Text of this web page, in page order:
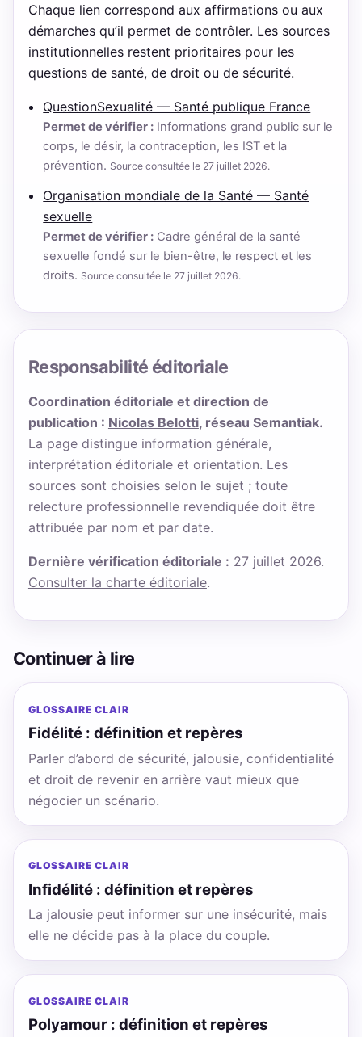
Chaque lien correspond aux affirmations ou aux
démarches qu’il permet de contrôler. Les sources
institutionnelles restent prioritaires pour les
questions de santé, de droit ou de sécurité.
QuestionSexualité — Santé publique France
Permet de vérifier : Informations grand public sur le
corps, le désir, la contraception, les IST et la
prévention. Source consultée le 27 juillet 2026.
Organisation mondiale de la Santé — Santé
sexuelle
Permet de vérifier : Cadre général de la santé
sexuelle fondé sur le bien-être, le respect et les
droits. Source consultée le 27 juillet 2026.
Responsabilité éditoriale
Coordination éditoriale et direction de
publication : Nicolas Belotti, réseau Semantiak.
La page distingue information générale,
interprétation éditoriale et orientation. Les
sources sont choisies selon le sujet ; toute
relecture professionnelle revendiquée doit être
attribuée par nom et par date.
Dernière vérification éditoriale : 27 juillet 2026.
Consulter la charte éditoriale.
Continuer à lire
GLOSSAIRE CLAIR
Fidélité : définition et repères
Parler d’abord de sécurité, jalousie, confidentialité
et droit de revenir en arrière vaut mieux que
négocier un scénario.
GLOSSAIRE CLAIR
Infidélité : définition et repères
La jalousie peut informer sur une insécurité, mais
elle ne décide pas à la place du couple.
GLOSSAIRE CLAIR
Polyamour : définition et repères